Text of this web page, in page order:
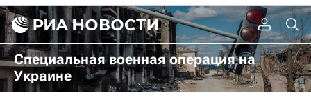
Специальная военная операция на
Украине